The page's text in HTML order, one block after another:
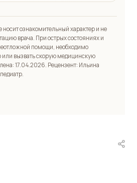
ознакомительный характер и не
врача. При острых состояниях и
помощи, необходимо
или вызвать скорую медицинскую
17.04.2026. Рецензент: Ильина